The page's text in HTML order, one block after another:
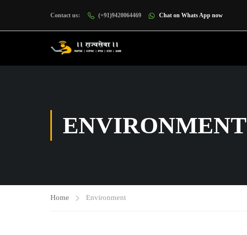
Contact us: (+91)9420064469 Chat on Whats App now
ENVIRONMENT
Home Environment